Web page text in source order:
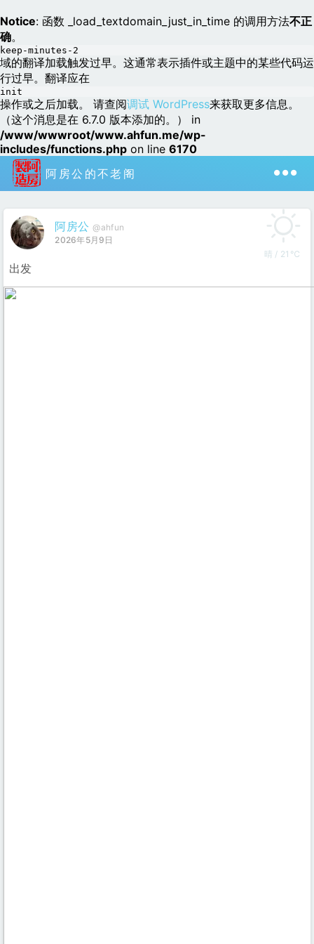
Notice: 函数 _load_textdomain_just_in_time 的调用方法不正
确。
keep-minutes-2
域的翻译加载触发过早。这通常表示插件或主题中的某些代码运
行过早。翻译应在
init
操作或之后加载。 请查阅调试 WordPress来获取更多信息。
（这个消息是在 6.7.0 版本添加的。） in
/www/wwwroot/www.ahfun.me/wp-
includes/functions.php on line 6170
阿房公的不老阁
阿房公 @ahfun
2026年5月9日
晴 / 21℃
出发